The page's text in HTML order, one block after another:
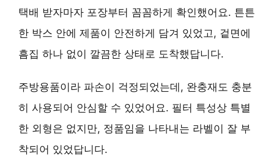
택배 받자마자 포장부터 꼼꼼하게 확인했어요. 튼튼
한 박스 안에 제품이 안전하게 담겨 있었고, 겉면에
흠집 하나 없이 깔끔한 상태로 도착했답니다.
주방용품이라 파손이 걱정되었는데, 완충재도 충분
히 사용되어 안심할 수 있었어요. 필터 특성상 특별
한 외형은 없지만, 정품임을 나타내는 라벨이 잘 부
착되어 있었답니다.